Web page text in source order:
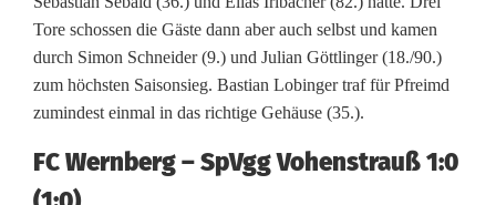
a
b
Tore schossen die Gäste dann aber auch selbst und kamen
durch Simon Schneider (9.) und Julian Göttlinger (18./90.)
zum höchsten Saisonsieg. Bastian Lobinger traf für Pfreimd
zumindest einmal in das richtige Gehäuse (35.).
FC Wernberg – SpVgg Vohenstrauß 1:0